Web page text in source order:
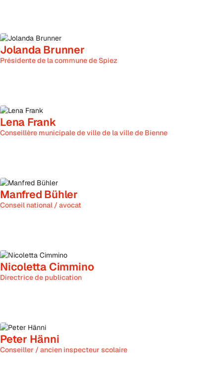
Jolanda Brunner
Présidente de la commune de Spiez
Lena Frank
Conseillère municipale de ville de la ville de Bienne
Manfred Bühler
Conseil national / avocat
Nicoletta Cimmino
Directrice de publication
Peter Hänni
Conseiller / ancien inspecteur scolaire